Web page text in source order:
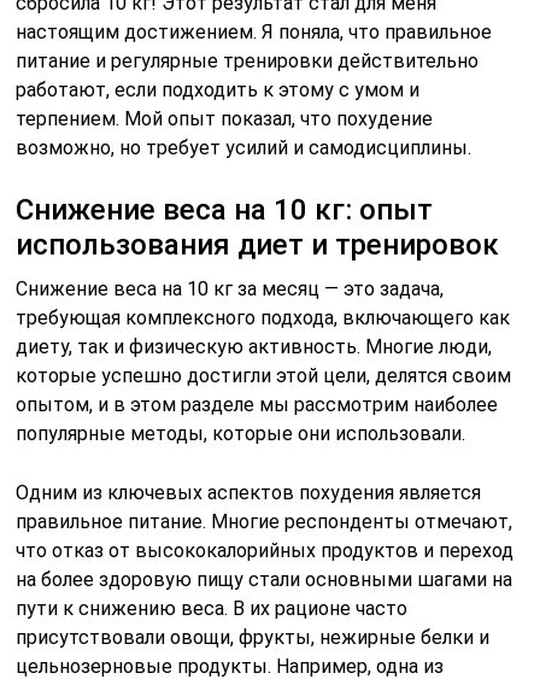
настоящим достижением. Я поняла, что правильное
питание и регулярные тренировки действительно
работают, если подходить к этому с умом и
терпением. Мой опыт показал, что похудение
возможно, но требует усилий и самодисциплины.
Снижение веса на 10 кг: опыт
использования диет и тренировок
Снижение веса на 10 кг за месяц — это задача,
требующая комплексного подхода, включающего как
диету, так и физическую активность. Многие люди,
которые успешно достигли этой цели, делятся своим
опытом, и в этом разделе мы рассмотрим наиболее
популярные методы, которые они использовали.
Одним из ключевых аспектов похудения является
правильное питание. Многие респонденты отмечают,
что отказ от высококалорийных продуктов и переход
на более здоровую пищу стали основными шагами на
пути к снижению веса. В их рационе часто
присутствовали овощи, фрукты, нежирные белки и
цельнозерновые продукты. Например, одна из